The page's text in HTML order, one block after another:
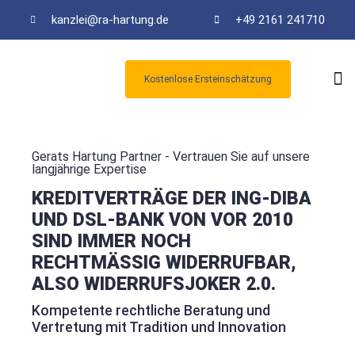
kanzlei@ra-hartung.de +49 2161 241710
Kostenlose Ersteinschätzung
Gerats Hartung Partner - Vertrauen Sie auf unsere
langjährige Expertise
KREDITVERTRÄGE DER ING-DIBA
UND DSL-BANK VON VOR 2010
SIND IMMER NOCH
RECHTMÄSSIG WIDERRUFBAR, A
LSO WIDERRUFSJOKER 2.0.
Kompetente rechtliche Beratung und
Vertretung mit Tradition und Innovation